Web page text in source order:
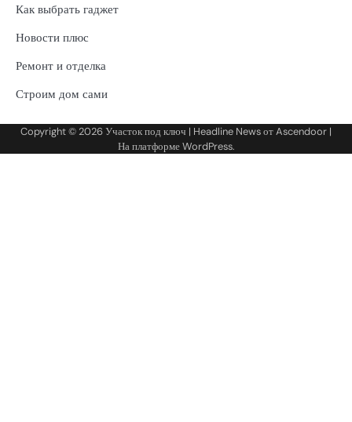
Как выбрать гаджет
Новости плюс
Ремонт и отделка
Строим дом сами
Copyright © 2026Участок под ключ | Headline News отAscendoor |
На платформеWordPress.